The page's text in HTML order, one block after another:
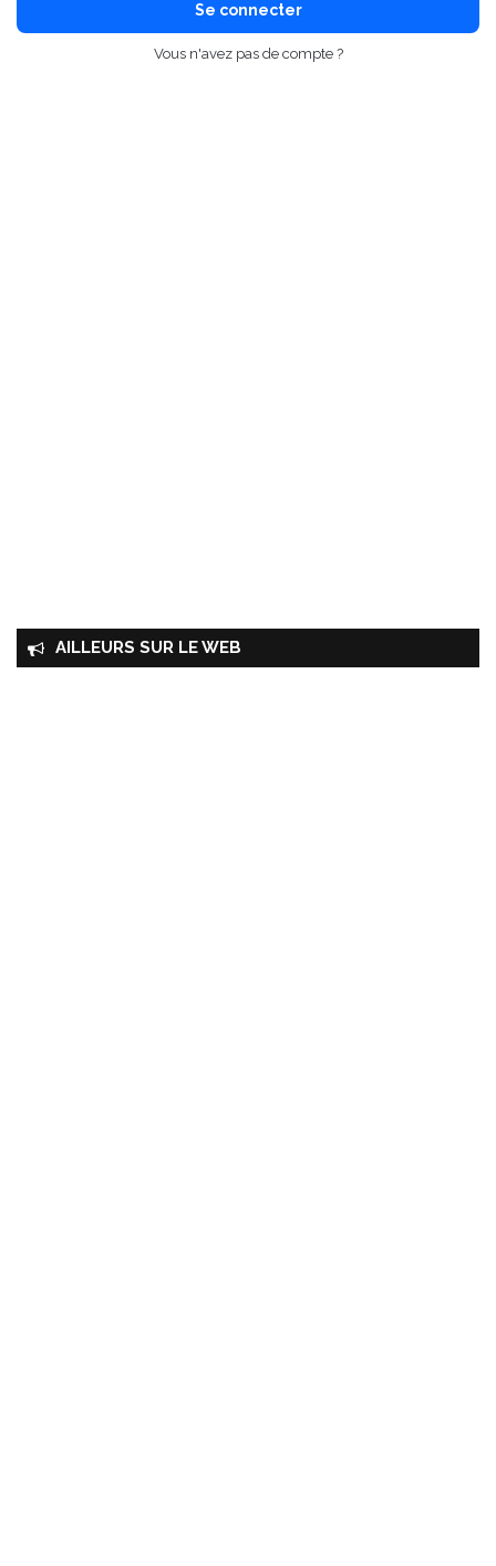
Se connecter
Vous n'avez pas de compte ?
AILLEURS SUR LE WEB